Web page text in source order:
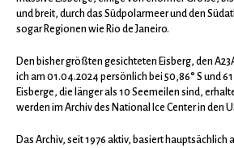
und breit, durch das Südpolarmeer und den
sogar Regionen wie Rio de Janeiro.
Den bisher größten gesichteten Eisberg, den
ich am 01.04.2024 persönlich bei 50,86° S und
Eisberge, die länger als 10 Seemeilen sind,
werden im Archiv des National Ice Center in den
Das Archiv, seit 1976 aktiv, basiert hauptsächlich